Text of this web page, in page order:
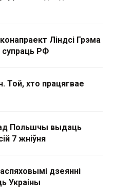
Ліндсі Грэма
супраць РФ
Той, хто працягвае
Польшчы выдаць
7 жніўня
дзеянні
Украіны